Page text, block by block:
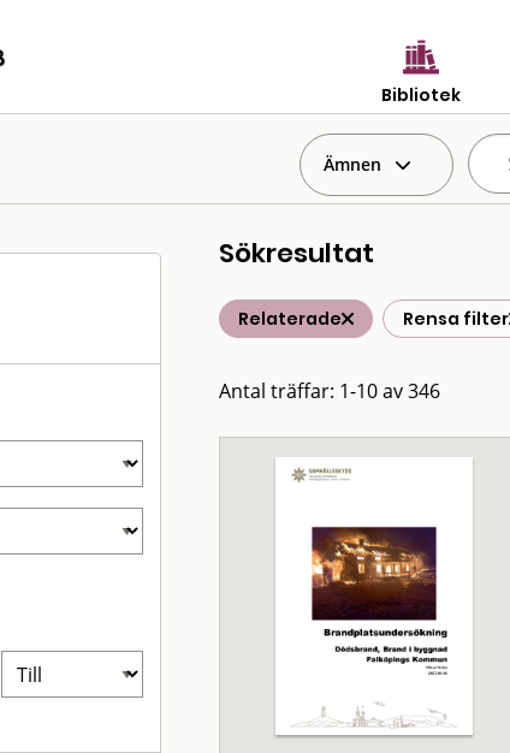
Bibliotek
Ämnen
Sökresultat
Relaterade Rensa filter
Antal träffar: 1-10 av 346